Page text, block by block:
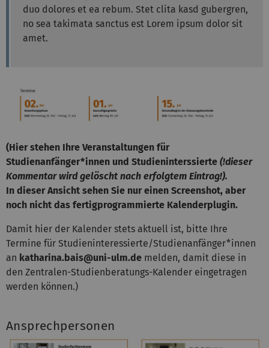
duo dolores et ea rebum. Stet clita kasd gubergren,
no sea takimata sanctus est Lorem ipsum dolor sit
amet.
(Hier stehen Ihre Veranstaltungen für
Studienanfänger*innen und Studieninterssierte (!dieser
Kommentar wird gelöscht nach erfolgtem Eintrag!).
In dieser Ansicht sehen Sie nur einen Screenshot, aber
noch nicht das fertigprogrammierte Kalenderplugin.
Damit hier der Kalender stets aktuell ist, bitte Ihre
Termine für Studieninteressierte/Studienanfänger*innen
an katharina.bais@uni-ulm.de melden, damit diese in
den Zentralen-Studienberatungs-Kalender eingetragen
werden können.)
Ansprechpersonen